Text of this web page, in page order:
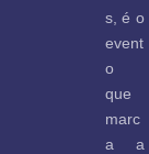
s, é o
event
o
que
marc
a a